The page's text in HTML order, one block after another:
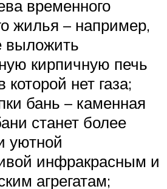
временного
жилья – например,
выложить
кирпичную печь
нет газа;
бань – каменная
станет более
уютной
инфракрасным и
агрегатам;